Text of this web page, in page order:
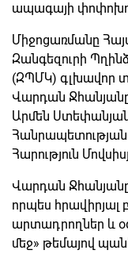
ապագայի
Միջոցառմանը
Զանգեզուրի
(ԶՊՄԿ) գլխավոր
Վարդան
Արմեն
Հարություն
Վարդան
որպես
արտադրողներ և
մեջ» թեմայով